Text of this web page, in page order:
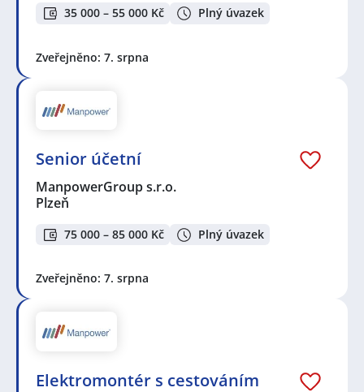
35 000 – 55 000 Kč Plný úvazek
Zveřejněno: 7. srpna
Senior účetní
ManpowerGroup s.r.o.
Plzeň
75 000 – 85 000 Kč Plný úvazek
Zveřejněno: 7. srpna
Elektromontér s cestováním